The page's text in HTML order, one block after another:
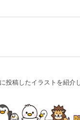
投稿したイラストを紹介